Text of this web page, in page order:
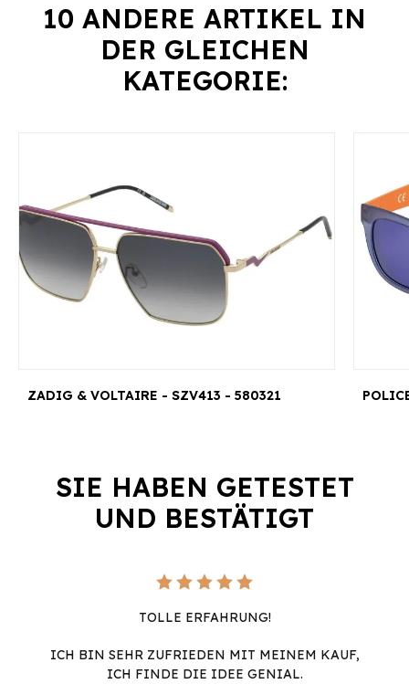
10 ANDERE ARTIKEL IN
DER GLEICHEN
KATEGORIE:
ZADIG & VOLTAIRE - SZV413 - 580321
SIE HABEN GETESTET
UND BESTÄTIGT
TOLLE ERFAHRUNG!
ICH BIN SEHR ZUFRIEDEN MIT MEINEM KAUF,
ICH FINDE DIE IDEE GENIAL.